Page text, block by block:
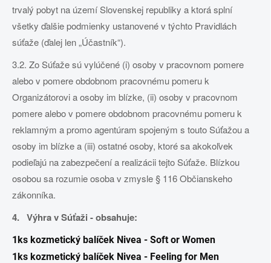
trvalý pobyt na území Slovenskej republiky a ktorá splní
všetky ďalšie podmienky ustanovené v týchto Pravidlách
súťaže (ďalej len „Účastník“).
3.2. Zo Súťaže sú vylúčené (i) osoby v pracovnom pomere
alebo v pomere obdobnom pracovnému pomeru k
Organizátorovi a osoby im blízke, (ii) osoby v pracovnom
pomere alebo v pomere obdobnom pracovnému pomeru k
reklamným a promo agentúram spojeným s touto Súťažou a
osoby im blízke a (iii) ostatné osoby, ktoré sa akokoľvek
podieľajú na zabezpečení a realizácii tejto Súťaže. Blízkou
osobou sa rozumie osoba v zmysle § 116 Občianskeho
zákonníka.
4. Výhra v Súťaži - obsahuje:
1ks kozmetický balíček Nivea - Soft or Women
1ks kozmetický balíček Nivea - Feeling for Men